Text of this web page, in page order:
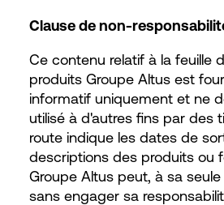
Clause de non-
Ce contenu relatif à la feuille
produits Groupe Altus est
informatif uniquement et ne
utilisé à d'autres fins par des
route indique les dates de
descriptions des produits ou
Groupe Altus peut, à sa
sans engager sa